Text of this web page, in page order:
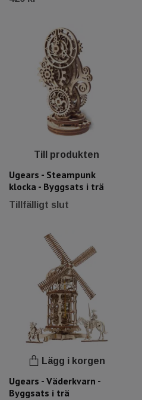
Till produkten
Ugears - Steampunk
klocka - Byggsats i trä
Tillfälligt slut
Lägg i korgen
Ugears - Väderkvarn -
Byggsats i trä